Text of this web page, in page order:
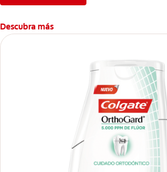
más te gusta.
Descubra más